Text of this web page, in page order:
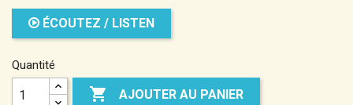
ÉCOUTEZ / LISTEN
Quantité
 AJOUTER AU PANIER